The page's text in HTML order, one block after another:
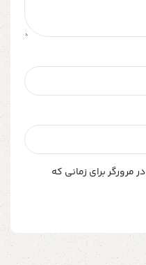
مرورگر برای زمانی که